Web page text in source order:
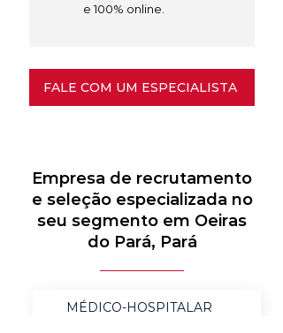
e 100% online.
FALE COM UM ESPECIALISTA
Empresa de recrutamento
e seleção especializada no
seu segmento em Oeiras
do Pará, Pará
MÉDICO-HOSPITALAR